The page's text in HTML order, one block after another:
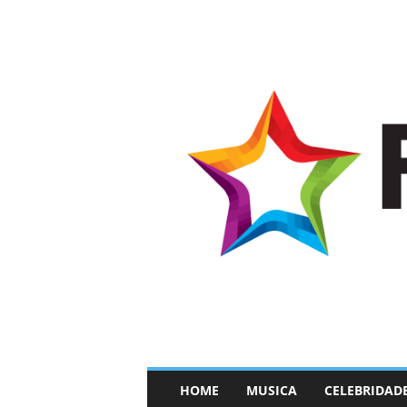
HOME MUSICA